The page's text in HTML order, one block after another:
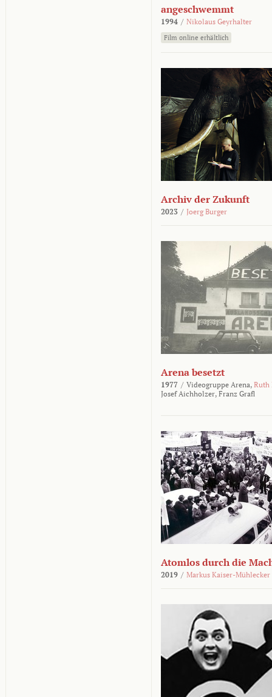
angeschwemmt
1994 / Nikolaus Geyrhalter
Film online erhältlich
Archiv der Zukunft
2023 / Joerg Burger
Arena besetzt
1977 / Videogruppe Arena, Ruth
Josef Aichholzer, Franz Grafl
Atomlos durch die
2019 / Markus Kaiser-Mühlecker